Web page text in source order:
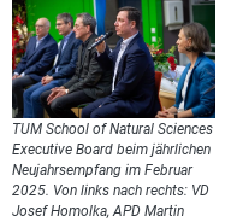
TUM School of Natural Sciences
Executive Board beim jährlichen
Neujahrsempfang im Februar
2025. Von links nach rechts: VD
Josef Homolka, APD Martin